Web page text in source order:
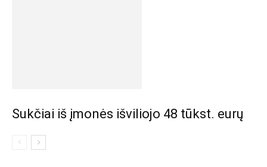
Sukčiai iš įmonės išviliojo 48 tūkst. eurų